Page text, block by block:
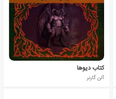
کتاب دیوها
آلن گارنر